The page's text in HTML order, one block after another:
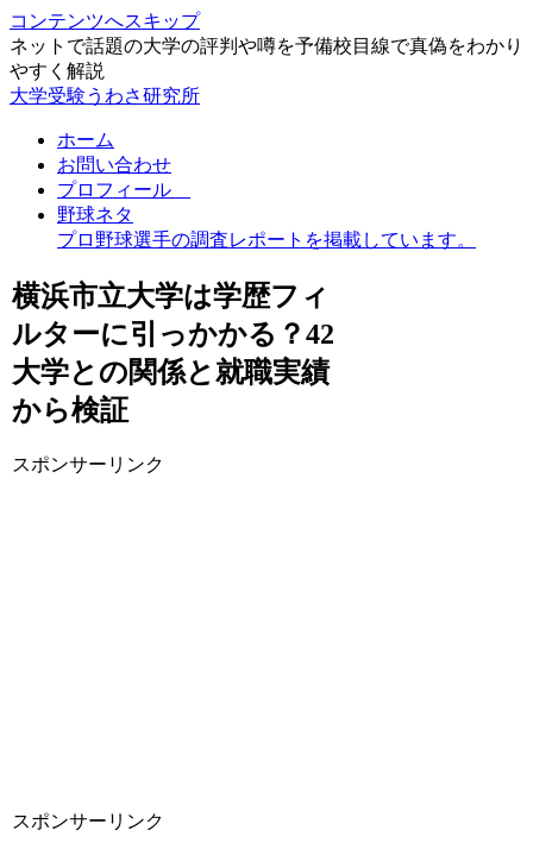
コンテンツへスキップ
ネットで話題の大学の評判や噂を予備校目線で真偽をわかり
やすく解説
大学受験うわさ研究所
ホーム
お問い合わせ
プロフィール
野球ネタ
プロ野球選手の調査レポートを掲載しています。
横浜市立大学は学歴フィ
ルターに引っかかる？42
大学との関係と就職実績
から検証
スポンサーリンク
スポンサーリンク